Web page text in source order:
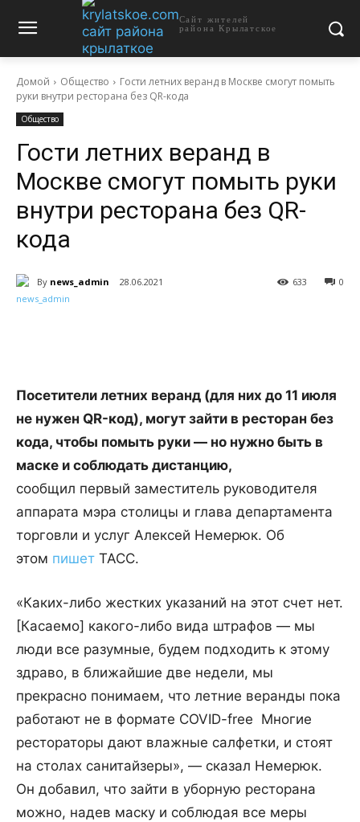
Сайт жителей
района Крылатское
Домой Общество
Гости летних веранд в Москве смогут помыть
руки внутри ресторана без QR-кода
Общество
Гости летних веранд в
Москве смогут помыть руки
внутри ресторана без QR-
кода
By news_admin 28.06.2021 0
633
Посетители летних веранд (для них до 11 июля
не нужен QR-код), могут зайти в ресторан без
кода, чтобы помыть руки — но нужно быть в
маске и соблюдать дистанцию,
сообщил первый заместитель руководителя
аппарата мэра столицы и глава департамента
торговли и услуг Алексей Немерюк. Об
этом пишет ТАСС.
«Каких-либо жестких указаний на этот счет нет.
[Касаемо] какого-либо вида штрафов — мы
люди все разумные, будем подходить к этому
здраво, в ближайшие две недели, мы
прекрасно понимаем, что летние веранды пока
работают не в формате COVID-free Многие
рестораторы дают влажные салфетки, и стоят
на столах санитайзеры», — сказал Немерюк.
Он добавил, что зайти в уборную ресторана
можно, надев маску и соблюдая все меры